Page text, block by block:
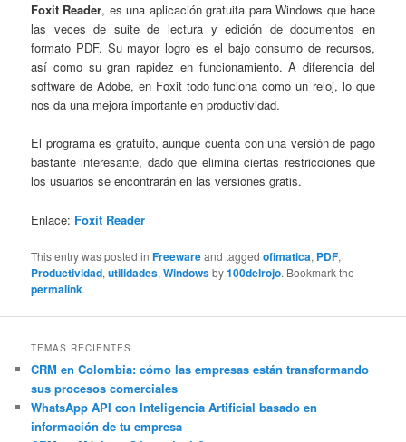
Foxit Reader, es una aplicación gratuita para Windows que hace
las veces de suite de lectura y edición de documentos en
formato PDF. Su mayor logro es el bajo consumo de recursos,
así como su gran rapidez en funcionamiento. A diferencia del
software de Adobe, en Foxit todo funciona como un reloj, lo que
nos da una mejora importante en productividad.
El programa es gratuito, aunque cuenta con una versión de pago
bastante interesante, dado que elimina ciertas restricciones que
los usuarios se encontrarán en las versiones gratis.
Enlace: Foxit Reader
This entry was posted inFreewareand taggedofimatica, PDF,
Productividad,utilidades,Windowsby100delrojo. Bookmark the
permalink.
TEMAS RECIENTES
CRM en Colombia: cómo las empresas están transformando
sus procesos comerciales
WhatsApp API con Inteligencia Artificial basado en
información de tu empresa